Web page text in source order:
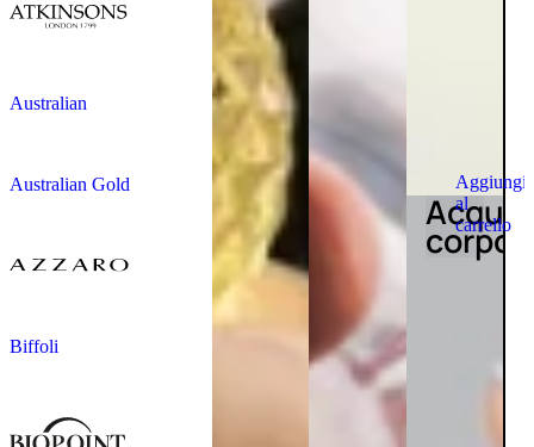
Acqua
corpo
Aggiungi
al
carrello
Australian
Australian Gold
Biffoli